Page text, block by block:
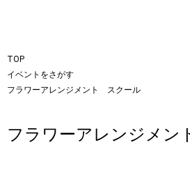
TOP
イベントをさがす
フラワーアレンジメント スクール
フラワーアレンジメ